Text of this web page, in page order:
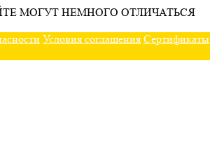
МОГУТ НЕМНОГО ОТЛИЧАТЬСЯ
Условия соглашения Сертификаты